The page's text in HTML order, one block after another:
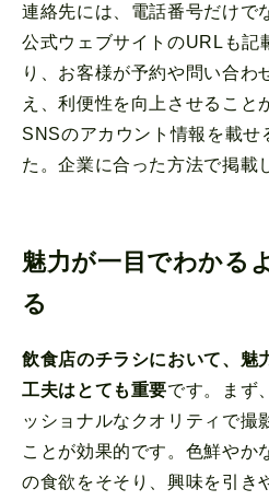
連絡先には、電話番号だけで
公式ウェブサイトのURLも記
り、お客様が予約や問い合わ
え、利便性を向上させること
SNSのアカウント情報を載せ
た。企業に合った方法で掲載
魅力が一目でわかる
る
飲食店のチラシにおいて、魅
工夫はとても重要です。まず
ッショナルなクオリティで撮
ことが効果的です。色鮮やか
の食欲をそそり、興味を引き